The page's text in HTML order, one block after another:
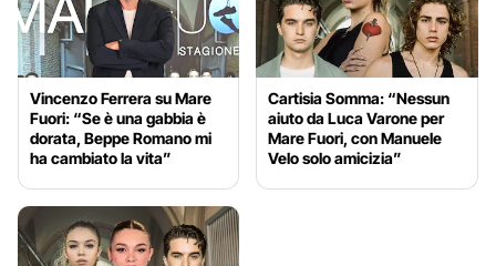
Vincenzo Ferrera su Mare
Fuori: “Se è una gabbia è
dorata, Beppe Romano mi
ha cambiato la vita”
Cartisia Somma: “Nessun
aiuto da Luca Varone per
Mare Fuori, con Manuele
Velo solo amicizia”